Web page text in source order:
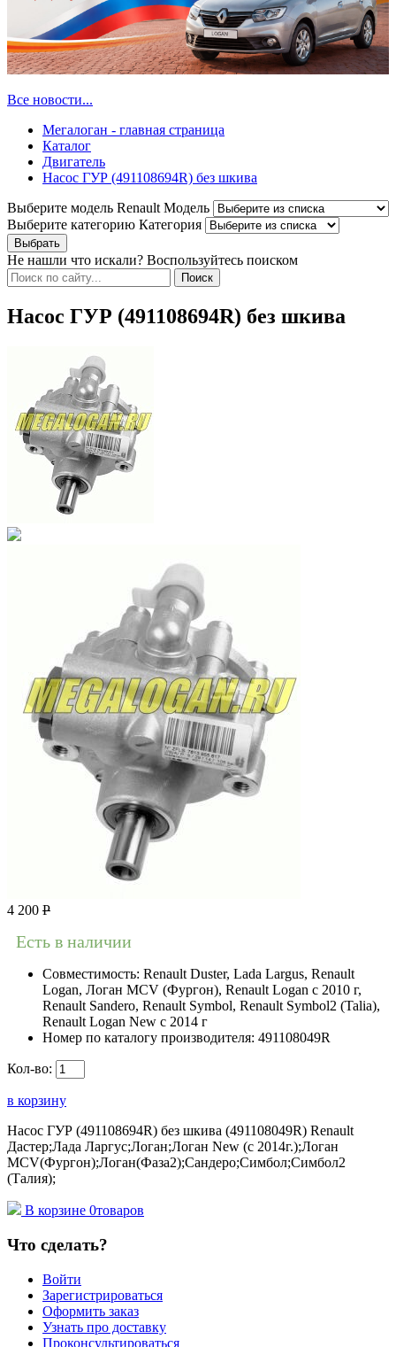
Все новости...
Мегалоган - главная страница
Каталог
Двигатель
Насос ГУР (491108694R) без шкива
Выберите модель Renault Модель
Выберите категорию Категория
Не нашли что искали? Воспользуйтесь поиском
Насос ГУР (491108694R) без шкива
4 200 Р
Есть в наличии
Совместимость: Renault Duster, Lada Largus, Renault
Logan, Логан МСV (Фургон), Renault Logan c 2010 г,
Renault Sandero, Renault Symbol, Renault Symbol2 (Talia),
Renault Logan New с 2014 г
Номер по каталогу производителя: 491108049R
Кол-во:
в корзину
Насос ГУР (491108694R) без шкива (491108049R) Renault
Дастер;Лада Ларгус;Логан;Логан New (с 2014г.);Логан
МСV(Фургон);Логан(Фаза2);Сандеро;Симбол;Симбол2
(Талия);
В корзине 0товаров
Что сделать?
Войти
Зарегистрироваться
Оформить заказ
Узнать про доставку
Проконсультироваться